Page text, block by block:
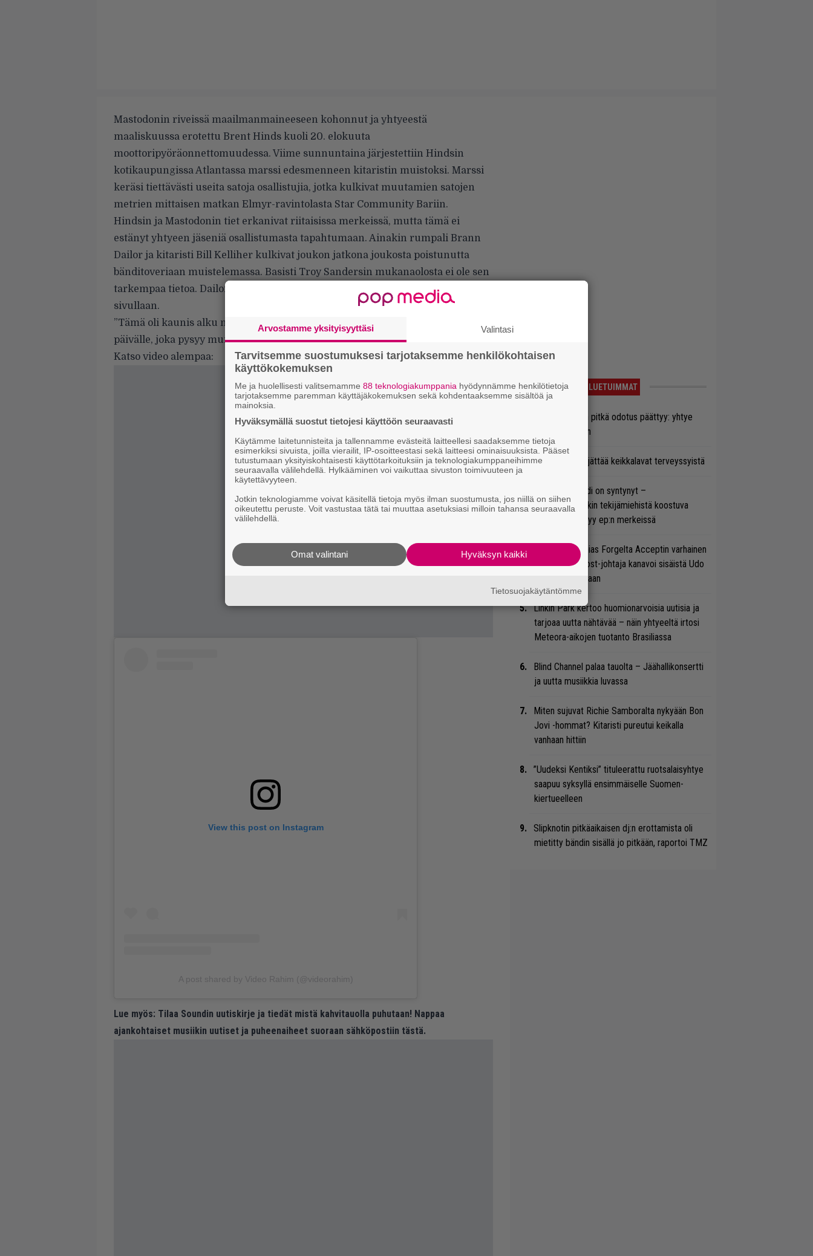
Mastodonin riveissä maailmanmaineeseen kohonnut ja yhtyeestä
maaliskuussa erotettu Brent Hinds kuoli 20. elokuuta
moottoripyöräonnettomuudessa. Viime sunnuntaina järjestettiin Hindsin
kotikaupungissa Atlantassa marssi edesmenneen kitaristin muistoksi. Marssi
keräsi tiettävästi useita satoja osallistujia, jotka kulkivat muutamien satojen
metrien mittaisen matkan Elmyr-ravintolasta Star Community Bariin.
Hindsin ja Mastodonin tiet erkanivat riitaisissa merkeissä, mutta tämä ei
estänyt yhtyeen jäseniä osallistumasta tapahtumaan. Ainakin rumpali Brann
Dailor ja kitaristi Bill Kelliher kulkivat joukon jatkona joukosta poistunutta
bänditoveriaan muistelemassa. Basisti Troy Sandersin mukanaolosta ei ole sen
tarkempaa tietoa. Dailor julkaisi tempauksesta myös videopätkän Instagram-
sivullaan.
”Tämä oli kaunis alku musiikin, naurun, kyynelten ja muistojen täyttämälle
päivälle, joka pysyy muistoissamme ikuisesti”, Dailor kirjoittaa päivityksessään.
Katso video alempaa:
View this post on Instagram
A post shared by Video Rahim (@videorahim)
Lue myös: Tilaa Soundin uutiskirje ja tiedät mistä kahvitauolla puhutaan! Nappaa
ajankohtaiset musiikin uutiset ja puheenaiheet suoraan sähköpostiin tästä.
LUETUIMMAT
Weezer-fanien pitkä odotus päättyy: yhtye
tulee Suomeen
Glenn Hughes jättää keikkalavat terveyssyistä
Uusi superbändi on syntynyt –
Vaihtoehtorockin tekijämiehistä koostuva
ryhmä esittäytyy ep:n merkeissä
Näin sujuu Tobias Forgelta Acceptin varhainen
tuotanto – Ghost-johtaja kanavoi sisäistä Udo
Dirkschneideriaan
Linkin Park kertoo huomionarvoisia uutisia ja
tarjoaa uutta nähtävää – näin yhtyeeltä irtosi
Meteora-aikojen tuotanto Brasiliassa
Blind Channel palaa tauolta – Jäähallikonsertti
ja uutta musiikkia luvassa
Miten sujuvat Richie Samboralta nykyään Bon
Jovi -hommat? Kitaristi pureutui keikalla
vanhaan hittiin
”Uudeksi Kentiksi” tituleerattu ruotsalaisyhtye
saapuu syksyllä ensimmäiselle Suomen-
kiertueelleen
Slipknotin pitkäaikaisen dj:n erottamista oli
mietitty bändin sisällä jo pitkään, raportoi TMZ
Arvostamme yksityisyyttäsi Valintasi
Tarvitsemme suostumuksesi tarjotaksemme henkilökohtaisen
käyttökokemuksen
Me ja huolellisesti valitsemamme 88 teknologiakumppania hyödynnämme henkilötietoja
tarjotaksemme paremman käyttäjäkokemuksen sekä kohdentaaksemme sisältöä ja
mainoksia.
Hyväksymällä suostut tietojesi käyttöön seuraavasti
Käytämme laitetunnisteita ja tallennamme evästeitä laitteellesi saadaksemme tietoja
esimerkiksi sivuista, joilla vierailit, IP-osoitteestasi sekä laitteesi ominaisuuksista. Pääset
tutustumaan yksityiskohtaisesti käyttötarkoituksiin ja teknologiakumppaneihimme
seuraavalla välilehdellä. Hylkääminen voi vaikuttaa sivuston toimivuuteen ja
käytettävyyteen.
Jotkin teknologiamme voivat käsitellä tietoja myös ilman suostumusta, jos niillä on siihen
oikeutettu peruste. Voit vastustaa tätä tai muuttaa asetuksiasi milloin tahansa seuraavalla
välilehdellä.
Hyväksyn kaikki
Omat valintani
Tietosuojakäytäntömme